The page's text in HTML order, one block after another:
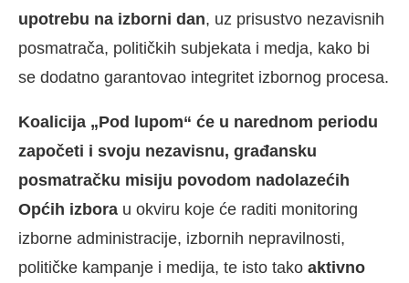
upotrebu na izborni dan, uz prisustvo nezavisnih
posmatrača, političkih subjekata i medja, kako bi
se dodatno garantovao integritet izbornog procesa.
Koalicija „Pod lupom“ će u narednom periodu
započeti i svoju nezavisnu, građansku
posmatračku misiju povodom nadolazećih
Općih izbora u okviru koje će raditi monitoring
izborne administracije, izbornih nepravilnosti,
političke kampanje i medija, te isto tako aktivno